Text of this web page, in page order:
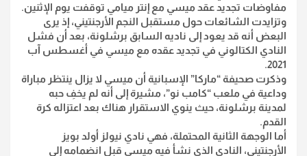
مفاوضات تجديد عقد ميسي مع إنتر ميامي توقفت يوم الإثنين.
وتزايدت الشائعات حول مستقبل النجم الأرجنتيني، إذ يرى
البعض أنه قد يعود إلى ناديه السابق برشلونة، بعد أن فشل
النادي الكتالوني في تجديد عقده مع ميسي في أغسطس آب
2021.
وذكرت صحيفة “ماركا” الإسبانية أن ميسي لا يزال ينتظر مباراة
وداعية في ملعب “كامب نو”، مشيرة إلى أنه لم يخفِ حبه
لمدينة برشلونة، حيث ينوي الاستقرار هناك بعد اعتزاله كرة
القدم.
أما الوجهة الثانية المحتملة، فهي نادي نيولز أولد بويز
الأرجنتيني، النادي الذي نشأ فيه ميسي قبل انضمامه إلى